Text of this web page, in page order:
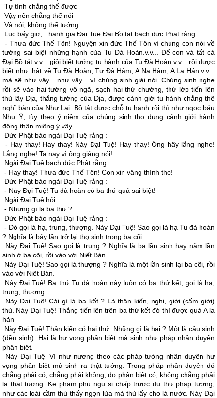
Tự tính chẳng thể được
Vậy nên chẳng thể nói
Và nói, không thể tướng.
Lúc bấy giờ, Thánh giả Ðại Tuệ Ðại Bồ tát bạch đức Phật rằng :
- Thưa đức Thế Tôn! Nguyện xin đức Thế Tôn vì chúng con nói về
tướng sai biệt những hạnh của Tu Ðà Hoàn.v.v... Ðể con và tất cả
Ðại Bồ tát.v.v... giỏi biết tướng tu hành của Tu Ðà Hoàn.v.v... rồi được
biết như thật về Tu Ðà Hoàn, Tư Ðà Hàm, A Na Hàm, A La Hán.v.v...
mà sẽ như vậy... như vậy... vì chúng sinh giải nói. Chúng sinh nghe
rồi sẽ vào hai tướng vô ngã, sạch hai thứ chướng, thứ lớp tiến lên
thủ lấy Ðịa, thắng tướng của Ðịa, được cảnh giới tu hành chẳng thể
nghĩ bàn của Như Lai. Bồ tát được chỗ tu hành rồi thì như ngọc báu
Như Ý, tùy theo ý niệm của chúng sinh thọ dụng cảnh giới hành
động thân miệng ý vậy.
Ðức Phật bảo ngài Ðại Tuệ rằng :
- Hay thay! Hay thay! Này Ðại Tuệ! Hay thay! Ông hãy lắng nghe!
Lắng nghe! Ta nay vì ông giảng nói!
Ngài Ðại Tuệ bạch đức Phật rằng :
- Hay thay! Thưa đức Thế Tôn! Con xin vâng thính thọ!
Ðức Phật bảo ngài Ðại Tuệ rằng :
- Này Ðại Tuệ! Tu đà hoàn có ba thứ quả sai biệt!
Ngài Ðại Tuệ hỏi :
- Những gì là ba thứ ?
Ðức Phật bảo ngài Ðại Tuệ rằng :
- Ðó gọi là hạ, trung, thượng. Này Ðại Tuệ! Sao gọi là hạ Tu đà hoàn
? Nghĩa là bảy lần trở lại thọ sinh trong ba cõi.
Này Ðại Tuệ! Sao gọi là trung ? Nghĩa là ba lần sinh hay năm lần
sinh ở ba cõi, rồi vào với Niết Bàn.
Này Ðại Tuệ! Sao gọi là thượng ? Nghĩa là một lần sinh lại ba cõi, rồi
vào với Niết Bàn.
Này Ðại Tuệ! Ba thứ Tu đà hoàn này luôn có ba thứ kết, gọi là hạ,
trung, thượng.
Này Ðại Tuệ! Cái gì là ba kết ? Là thân kiến, nghi, giới (cấm giới)
thủ. Này Ðại Tuệ! Thắng tiến lên trên ba thứ kết đó thì được quả A la
hán.
Này Ðại Tuệ! Thân kiến có hai thứ. Những gì là hai ? Một là câu sinh
(đều sinh). Hai là hư vọng phân biệt mà sinh như pháp nhân duyên
phân biệt.
Này Ðại Tuệ! Ví như nương theo các pháp tướng nhân duyên hư
vọng phân biệt mà sinh ra thật tướng. Trong pháp nhân duyên đó
chẳng phải có, chẳng phải không, do phân biệt có, không chẳng phải
là thật tướng. Kẻ phàm phu ngu si chấp trước đủ thứ pháp tướng,
như các loài cầm thú thấy ngọn lửa mà thủ lấy cho là nước. Này Ðại